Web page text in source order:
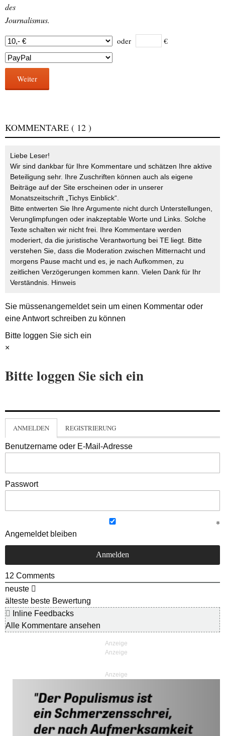
des
Journalismus.
oder €
Weiter
KOMMENTARE ( 12 )
Liebe Leser!
Wir sind dankbar für Ihre Kommentare und schätzen Ihre aktive
Beteiligung sehr. Ihre Zuschriften können auch als eigene
Beiträge auf der Site erscheinen oder in unserer
Monatszeitschrift „Tichys Einblick“.
Bitte entwerten Sie Ihre Argumente nicht durch Unterstellungen,
Verunglimpfungen oder inakzeptable Worte und Links. Solche
Texte schalten wir nicht frei. Ihre Kommentare werden
moderiert, da die juristische Verantwortung bei TE liegt. Bitte
verstehen Sie, dass die Moderation zwischen Mitternacht und
morgens Pause macht und es, je nach Aufkommen, zu
zeitlichen Verzögerungen kommen kann. Vielen Dank für Ihr
Verständnis. Hinweis
Sie müssenangemeldetsein um einen Kommentar oder
eine Antwort schreiben zu können
Bitte loggen Sie sich ein
×
Bitte loggen Sie sich ein
ANMELDEN REGISTRIERUNG
Benutzername oder E-Mail-Adresse
Passwort
Angemeldet bleiben
12 Comments
neuste
älteste beste Bewertung
Inline Feedbacks
Alle Kommentare ansehen
Anzeige